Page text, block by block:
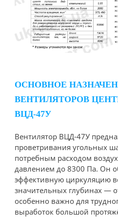
ОСНОВНОЕ
ВЕНТИЛЯТОРОВ
ВЦД-47У
Вентилятор ВЦД-47У
проветривания угольных
потребным расходом
давлением до 8300 Па. Он
эффективную циркуляцию
значительных глубинах —
особенно важно для
выработок большой